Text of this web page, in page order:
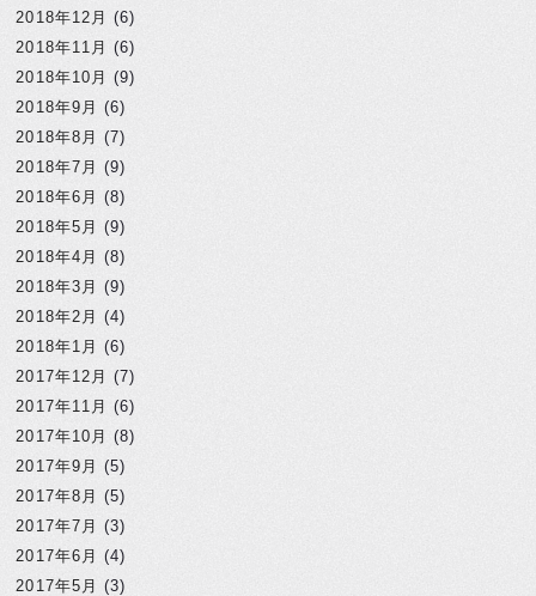
2018年12月 (6)
2018年11月 (6)
2018年10月 (9)
2018年9月 (6)
2018年8月 (7)
2018年7月 (9)
2018年6月 (8)
2018年5月 (9)
2018年4月 (8)
2018年3月 (9)
2018年2月 (4)
2018年1月 (6)
2017年12月 (7)
2017年11月 (6)
2017年10月 (8)
2017年9月 (5)
2017年8月 (5)
2017年7月 (3)
2017年6月 (4)
2017年5月 (3)